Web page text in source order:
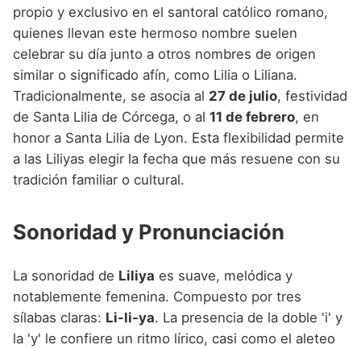
propio y exclusivo en el santoral católico romano,
quienes llevan este hermoso nombre suelen
celebrar su día junto a otros nombres de origen
similar o significado afín, como Lilia o Liliana.
Tradicionalmente, se asocia al 27 de julio, festividad
de Santa Lilia de Córcega, o al 11 de febrero, en
honor a Santa Lilia de Lyon. Esta flexibilidad permite
a las Liliyas elegir la fecha que más resuene con su
tradición familiar o cultural.
Sonoridad y Pronunciación
La sonoridad de Liliya es suave, melódica y
notablemente femenina. Compuesto por tres
sílabas claras: Li-li-ya. La presencia de la doble 'i' y
la 'y' le confiere un ritmo lírico, casi como el aleteo